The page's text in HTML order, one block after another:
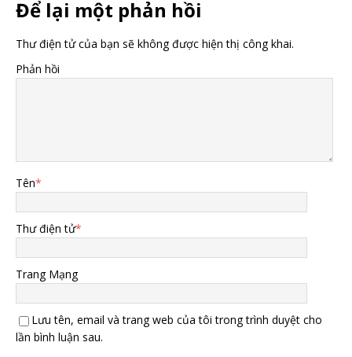
Để lại một phản hồi
Thư điện tử của bạn sẽ không được hiện thị công khai.
Phản hồi
Tên*
Thư điện tử*
Trang Mạng
Lưu tên, email và trang web của tôi trong trình duyệt cho
lần bình luận sau.